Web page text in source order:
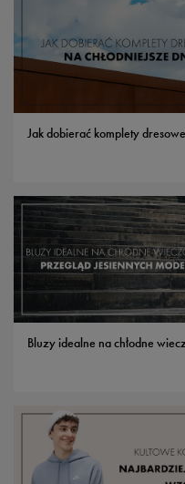
Jak dobierać komplety
Bluzy idealne na chłodne